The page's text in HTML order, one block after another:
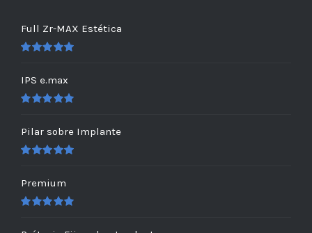
Full Zr-MAX Estética
IPS e.max
Pilar sobre Implante
Premium